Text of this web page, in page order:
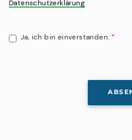
Datenschutzerklärung
Ja, ich bin einverstanden. *